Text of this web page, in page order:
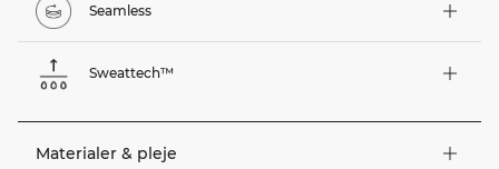
Seamless
Sweattech™
Materialer & pleje